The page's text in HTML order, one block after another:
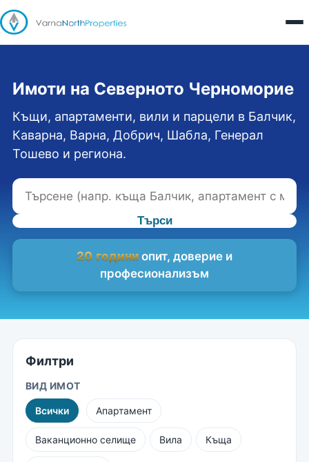
Имоти на Северното Черноморие
Къщи, апартаменти, вили и парцели в Балчик,
Каварна, Варна, Добрич, Шабла, Генерал
Тошево и региона.
Търси
20 години опит, доверие и
професионализъм
Филтри
ВИД ИМОТ
Всички Апартамент
Ваканционно селище Вила Къща